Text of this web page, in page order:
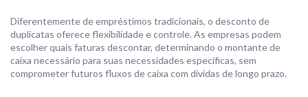
Diferentemente de empréstimos tradicionais, o desconto de
duplicatas oferece flexibilidade e controle. As empresas podem
escolher quais faturas descontar, determinando o montante de
caixa necessário para suas necessidades específicas, sem
comprometer futuros fluxos de caixa com dívidas de longo prazo.